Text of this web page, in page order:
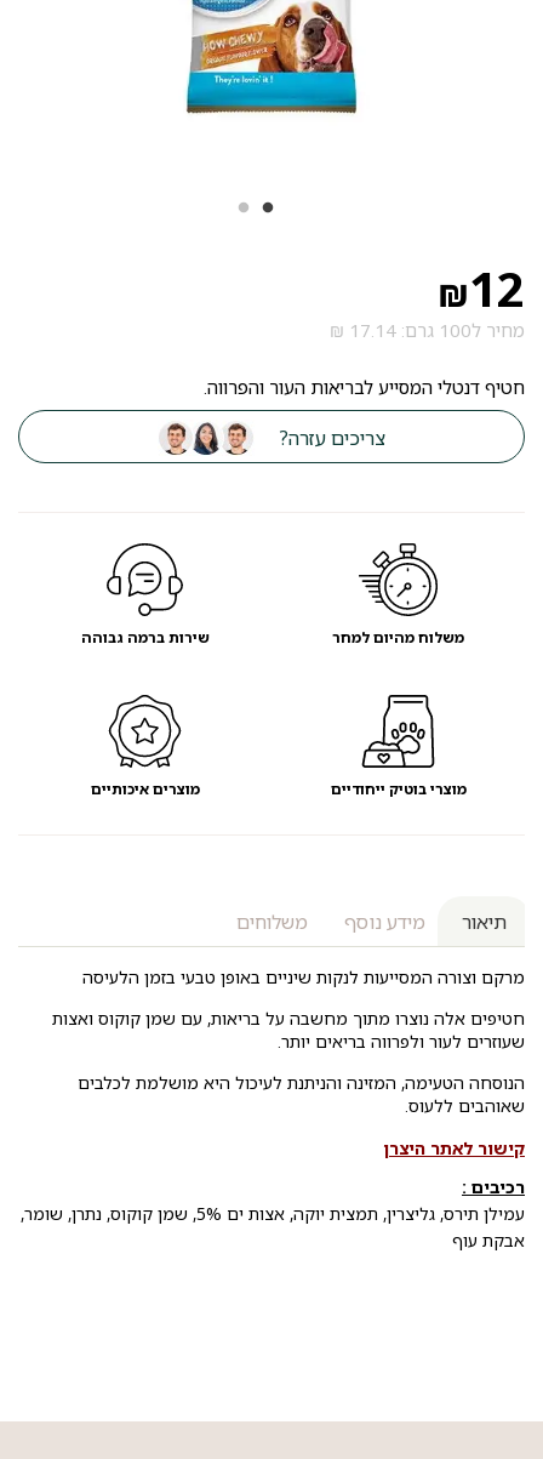
₪12
מחיר ל100 גרם: 17.14 ₪
חטיף דנטלי המסייע לבריאות העור והפרווה.
צריכים עזרה?
תיאור מידע נוסף משלוחים
מרקם וצורה המסייעות לנקות שיניים באופן טבעי בזמן הלעיסה
חטיפים אלה נוצרו מתוך מחשבה על בריאות, עם שמן קוקוס ואצות
שעוזרים לעור ולפרווה בריאים יותר.
הנוסחה הטעימה, המזינה והניתנת לעיכול היא מושלמת לכלבים
שאוהבים ללעוס.
קישור לאתר היצרן
רכיבים :
עמילן תירס, גליצרין, תמצית יוקה, אצות ים 5%, שמן קוקוס, נתרן, שומר,
אבקת עוף
משלוח מהיום למחר שירות ברמה גבוהה
מוצרי בוטיק ייחודיים מוצרים איכותיים